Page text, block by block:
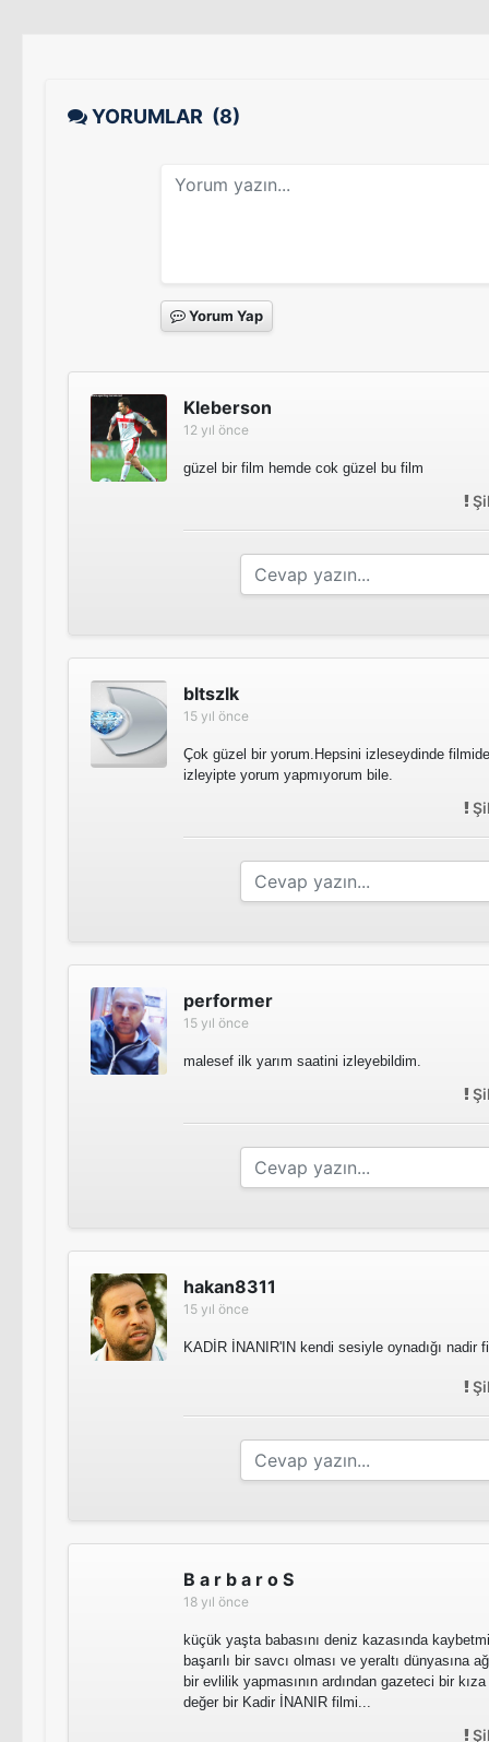
YORUMLAR (8)
Yorum Yap
Kleberson
12 yıl önce
güzel bir film hemde cok güzel bu film
bltszlk
15 yıl önce
Çok güzel bir yorum.Hepsini izleseydinde
izleyipte yorum yapmıyorum bile.
performer
15 yıl önce
malesef ilk yarım saatini izleyebildim.
hakan8311
15 yıl önce
KADİR İNANIR'IN kendi sesiyle oynadığı nadir
B a r b a r o S
18 yıl önce
küçük yaşta babasını deniz kazasında
başarılı bir savcı olması ve yeraltı dünyasına
bir evlilik yapmasının ardından gazeteci bir
değer bir Kadir İNANIR filmi...